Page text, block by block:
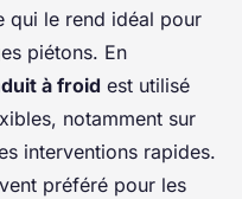
qui le rend idéal pour
piétons. En
à froid est utilisé
notamment sur
interventions rapides.
préféré pour les